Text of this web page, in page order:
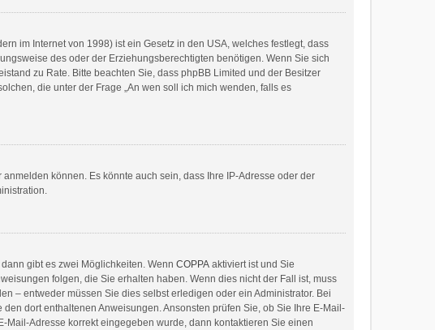
im Internet von 1998) ist ein Gesetz in den USA, welches festlegt, dass
des oder der Erziehungsberechtigten benötigen. Wenn Sie sich
zu Rate. Bitte beachten Sie, dass phpBB Limited und der Besitzer
die unter der Frage „An wen soll ich mich wenden, falls es
können. Es könnte auch sein, dass Ihre IP-Adresse oder der
gibt es zwei Möglichkeiten. WennCOPPA aktiviert ist und Sie
folgen, die Sie erhalten haben. Wenn dies nicht der Fall ist, muss
– entweder müssen Sie dies selbst erledigen oder ein Administrator. Bei
dort enthaltenen Anweisungen. Ansonsten prüfen Sie, ob Sie Ihre E-Mail-
Adresse korrekt eingegeben wurde, dann kontaktieren Sie einen